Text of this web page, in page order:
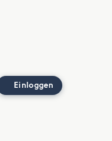
Einloggen